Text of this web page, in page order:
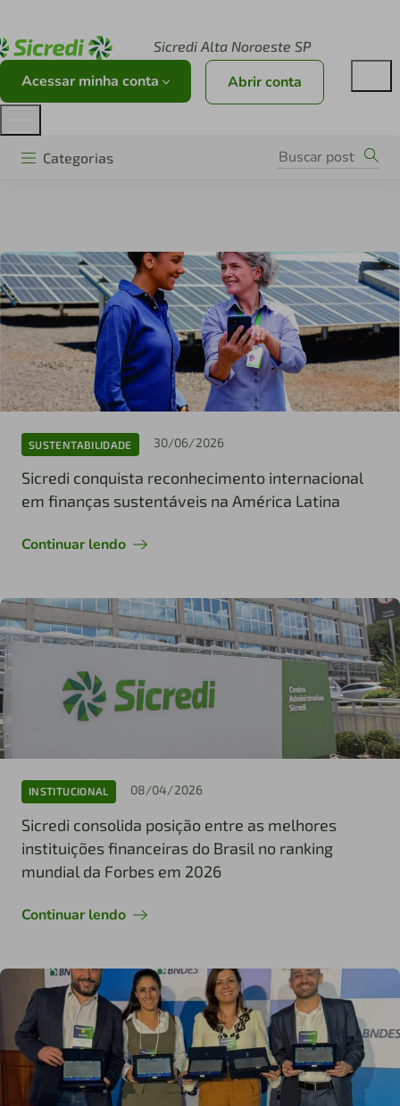
Sicredi Alta Noroeste SP
Acessar minha conta Abrir conta
Categorias
SUSTENTABILIDADE 30/06/2026
Sicredi conquista reconhecimento internacional
em finanças sustentáveis na América Latina
Continuar lendo
INSTITUCIONAL 08/04/2026
Sicredi consolida posição entre as melhores
instituições financeiras do Brasil no ranking
mundial da Forbes em 2026
Continuar lendo